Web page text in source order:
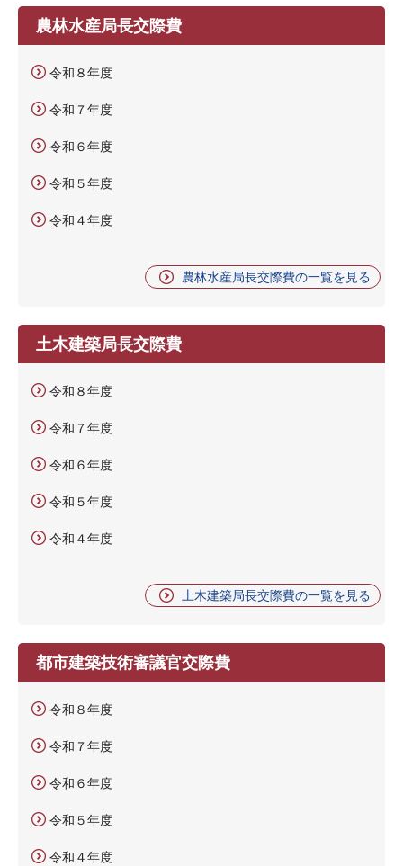
農林水産局長交際費
令和８年度
令和７年度
令和６年度
令和５年度
令和４年度
農林水産局長交際費の一覧を見る
土木建築局長交際費
令和８年度
令和７年度
令和６年度
令和５年度
令和４年度
土木建築局長交際費の一覧を見る
都市建築技術審議官交際費
令和８年度
令和７年度
令和６年度
令和５年度
令和４年度